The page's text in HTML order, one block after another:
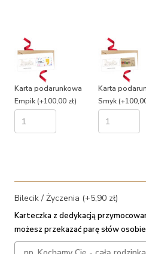
Karta podarunkowa
Empik(+100,00 zł)
Karta
Smyk
Bilecik / Życzenia (+5,90 zł)
Karteczka z dedykacją
możesz przekazać parę słów